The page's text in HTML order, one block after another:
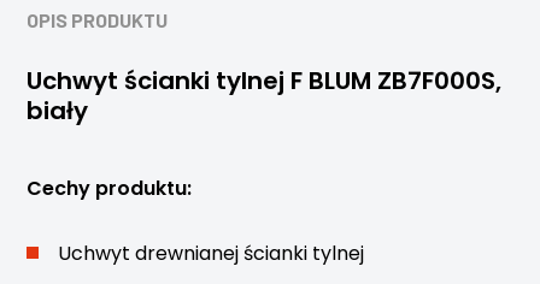
OPIS PRODUKTU
Uchwyt ścianki tylnej F BLUM ZB7F000S,
biały
Cechy produktu:
Uchwyt drewnianej ścianki tylnej